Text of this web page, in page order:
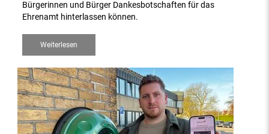
Bürgerinnen und Bürger Dankesbotschaften für das
Ehrenamt hinterlassen können.
Weiterlesen